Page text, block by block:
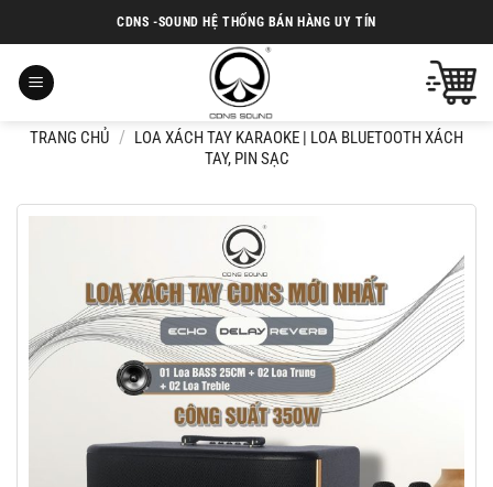
đến
dung
CDNS -SOUND HỆ THỐNG BÁN HÀNG UY TÍN
TRANG CHỦ / LOA XÁCH TAY KARAOKE | LOA BLUETOOTH XÁCH
TAY, PIN SẠC